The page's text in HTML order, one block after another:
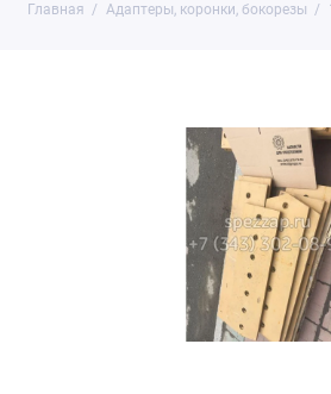
Главная Адаптеры, коронки, бокорезы